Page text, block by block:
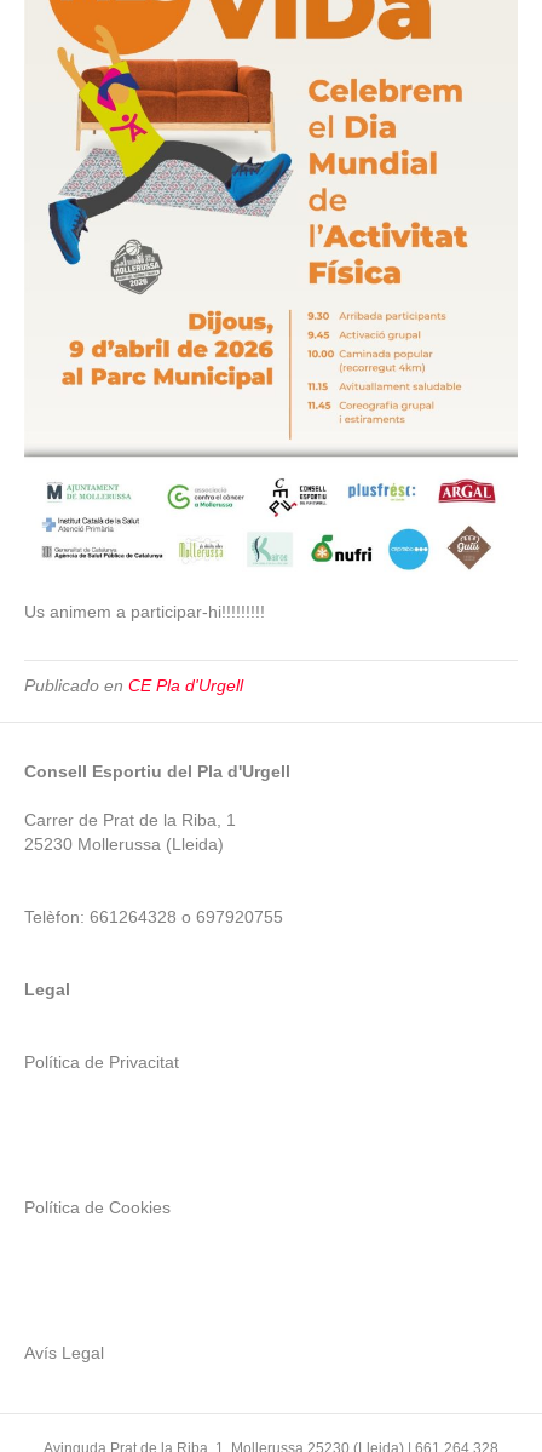
Us animem a participar-hi!!!!!!!!!
Publicado en CE Pla d'Urgell
Consell Esportiu del Pla d'Urgell
Carrer de Prat de la Riba, 1
25230 Mollerussa (Lleida)
Telèfon: 661264328 o 697920755
Legal
Política de Privacitat
Política de Cookies
Avís Legal
Avinguda Prat de la Riba, 1, Mollerussa 25230 (Lleida) | 661 264 328